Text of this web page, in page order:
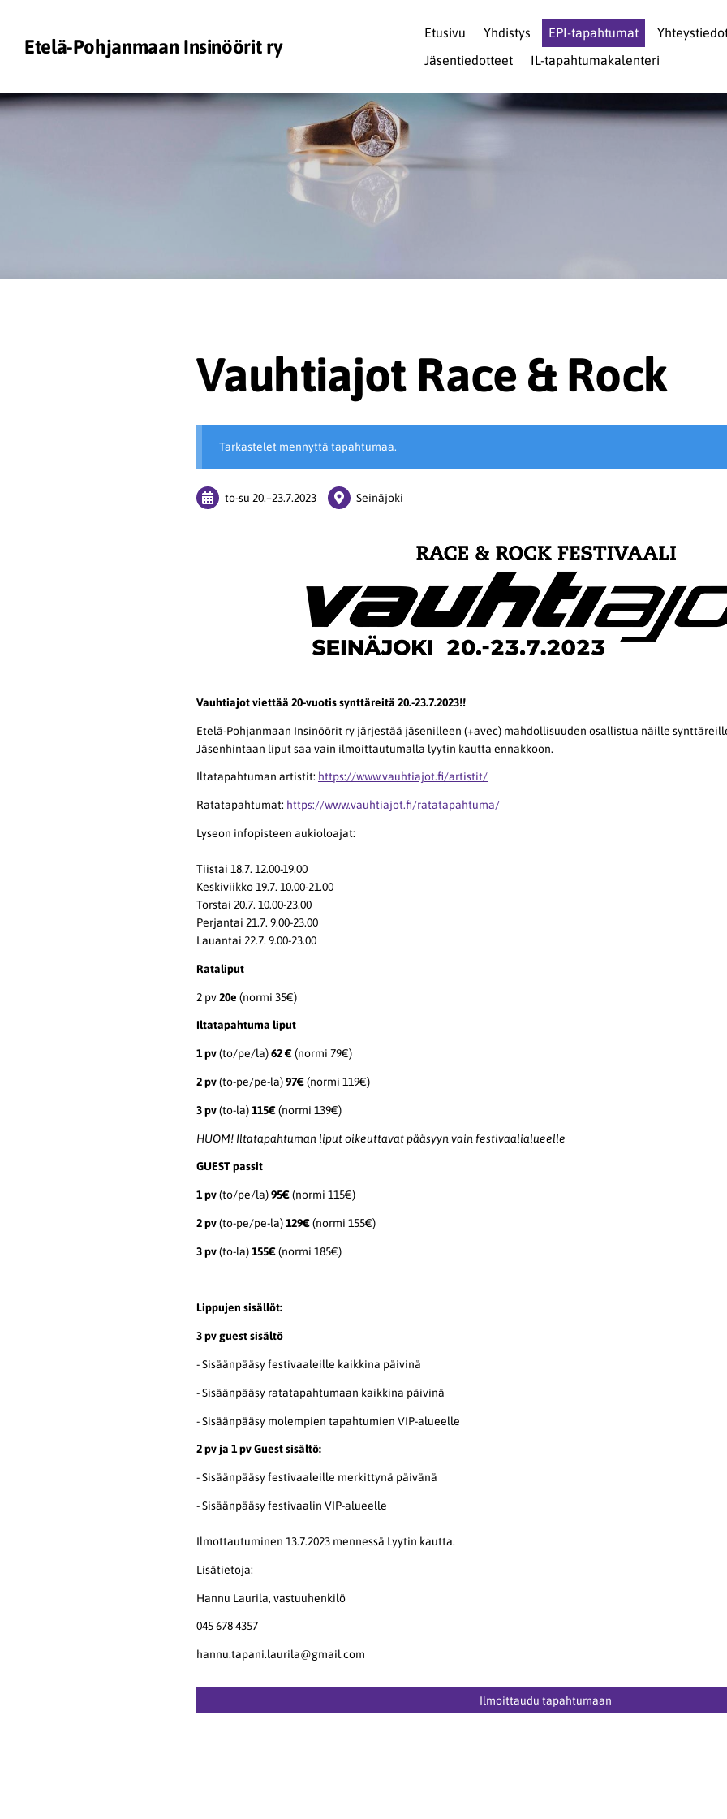
sisältöön
Etelä-Pohjanmaan Insinöörit ry
Etusivu Yhdistys EPI-tapahtumat
Jäsentiedotteet
IL-tapahtumakalenteri
Vauhtiajot Race & Rock
Tarkastelet mennyttä tapahtumaa.
to-su 20.–23.7.2023 Seinäjoki
Vauhtiajot viettää 20-vuotis synttäreitä 20.-23.7.2023!!
Etelä-Pohjanmaan Insinöörit ry järjestää jäsenilleen (+avec) mahdollisuuden osallistua näille
Jäsenhintaan liput saa vain ilmoittautumalla lyytin kautta ennakkoon.
Iltatapahtuman artistit: https://www.vauhtiajot.fi/artistit/
Ratatapahtumat: https://www.vauhtiajot.fi/ratatapahtuma/
Lyseon infopisteen aukioloajat:
Tiistai 18.7. 12.00-19.00
Keskiviikko 19.7. 10.00-21.00
Torstai 20.7. 10.00-23.00
Perjantai 21.7. 9.00-23.00
Lauantai 22.7. 9.00-23.00
Rataliput
2 pv20e (normi 35€)
Iltatapahtuma liput
1 pv(to/pe/la)62 €(normi 79€)
2 pv(to-pe/pe-la)97€(normi 119€)
3 pv(to-la)115€(normi 139€)
HUOM! Iltatapahtuman liput oikeuttavat pääsyyn vain festivaalialueelle
GUEST passit
1 pv(to/pe/la)95€(normi 115€)
2 pv(to-pe/pe-la)129€(normi 155€)
3 pv(to-la)155€(normi 185€)
Lippujen sisällöt:
3 pv guest sisältö
- Sisäänpääsy festivaaleille kaikkina päivinä
- Sisäänpääsy ratatapahtumaan kaikkina päivinä
- Sisäänpääsy molempien tapahtumien VIP-alueelle
2 pv ja 1 pv Guest sisältö:
- Sisäänpääsy festivaaleille merkittynä päivänä
- Sisäänpääsy festivaalin VIP-alueelle
Ilmottautuminen 13.7.2023 mennessä Lyytin kautta.
Lisätietoja:
Hannu Laurila, vastuuhenkilö
045 678 4357
hannu.tapani.laurila@gmail.com
Ilmoittaudu tapahtumaan